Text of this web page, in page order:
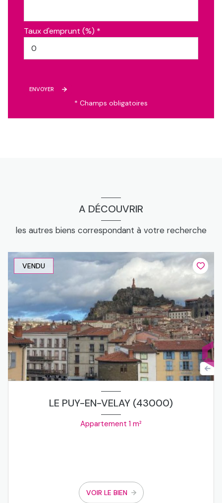
Taux d'emprunt (%) *
ENVOYER
* Champs obligatoires
A DÉCOUVRIR
les autres biens correspondant à votre recherche
VENDU
LE PUY-EN-VELAY (43000)
Appartement 1 m²
VOIR LE BIEN